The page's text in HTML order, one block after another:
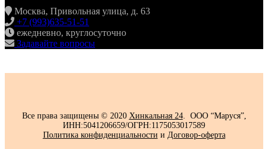
Москва, Привольная улица, д. 63
+7 (993)635-51-51
ежедневно, круглосуточно
Задавайте вопросы
Все права защищены © 2020 Хинкальная 24. ООО “Маруся”,
ИНН:5041206659/ОГРН:1175053017589
Политика конфиденциальности‍ и Договор-оферта